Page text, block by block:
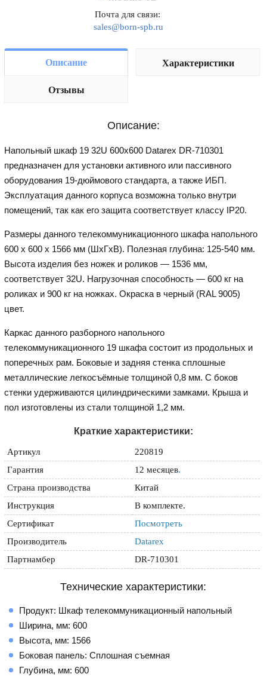
Почта для связи:
sales@born-spb.ru
Описание Характеристики
Отзывы
Описание:
Напольный шкаф 19 32U 600х600 Datarex DR-710301
предназначен для установки активного или пассивного
оборудования 19-дюймового стандарта, а также ИБП.
Эксплуатация данного корпуса возможна только внутри
помещений, так как его защита соответствует классу IP20.
Размеры данного телекоммуникационного шкафа напольного
600 х 600 х 1566 мм (ШхГхВ). Полезная глубина: 125-540 мм.
Высота изделия без ножек и роликов — 1536 мм,
соответствует 32U. Нагрузочная способность — 600 кг на
роликах и 900 кг на ножках. Окраска в черный (RAL 9005)
цвет.
Каркас данного разборного напольного
телекоммуникационного 19 шкафа состоит из продольных и
поперечных рам. Боковые и задняя стенка сплошные
металлические легкосъёмные толщиной 0,8 мм. С боков
стенки удерживаются цилиндрическими замками. Крыша и
пол изготовлены из стали толщиной 1,2 мм.
Краткие характеристики:
Артикул
220819
Гарантия
12 месяцев.
Страна производства
Китай
Инструкция
В комплекте.
Сертификат
Посмотреть
Производитель
Datarex
Партнамбер
DR-710301
Технические характеристики:
Продукт: Шкаф телекоммуникационный напольный
Ширина, мм: 600
Высота, мм: 1566
Боковая панель: Сплошная съемная
Глубина, мм: 600